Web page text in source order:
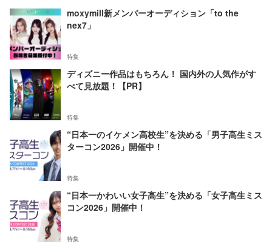
moxymill新メンバーオーディション「to the
nex7」
特集
ディズニー作品はもちろん！ 国内外の人気作がす
べて見放題！【PR】
特集
“日本一のイケメン高校生”を決める「男子高生ミス
ターコン2026」開催中！
特集
“日本一かわいい女子高生”を決める「女子高生ミス
コン2026」開催中！
特集